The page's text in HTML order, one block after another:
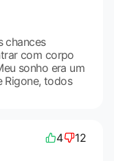
chances
com corpo
sonho era um
Rigone, todos
4 12